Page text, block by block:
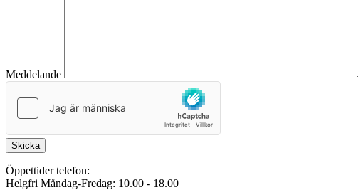
Meddelande
Skicka
Öppettider telefon:
Helgfri Måndag-Fredag: 10.00 - 18.00